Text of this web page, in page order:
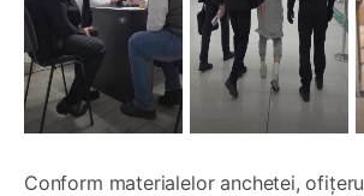
Conform materialelor anchetei,